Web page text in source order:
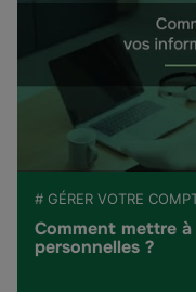
# GÉRER VOTRE
Comment mettre
personnelles ?